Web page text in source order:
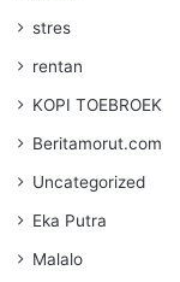
stres
rentan
KOPI TOEBROEK
Beritamorut.com
Uncategorized
Eka Putra
Malalo